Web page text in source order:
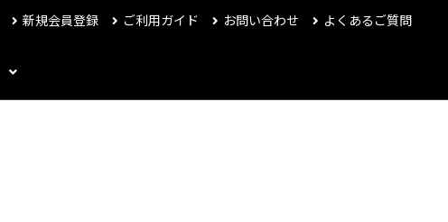
新規会員登録 ご利用ガイド お問い合わせ よくあるご質問